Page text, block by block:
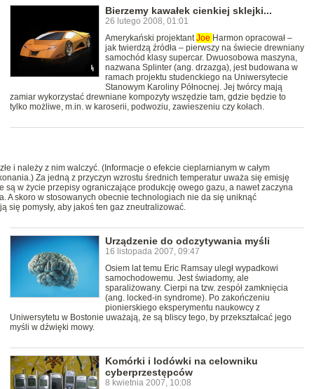
Bierzemy kawałek cienkiej sklejki...
26 lutego 2008, 01:01
Amerykański projektantJoe Harmon opracował –
jak twierdzą źródła – pierwszy na świecie drewniany
samochód klasy supercar. Dwuosobowa maszyna,
nazwana Splinter (ang. drzazga), jest budowana w
ramach projektu studenckiego na Uniwersytecie
Stanowym Karoliny Północnej. Jej twórcy mają
zamiar wykorzystać drewniane kompozyty wszędzie tam, gdzie będzie to
tylko możliwe, m.in. w karoserii, podwoziu, zawieszeniu czy kołach.
i należy z nim walczyć. (Informacje o efekcie cieplarnianym w całym
Za jedną z przyczyn wzrostu średnich temperatur uważa się emisję
są w życie przepisy ograniczające produkcję owego gazu, a nawet zaczyna
A skoro w stosowanych obecnie technologiach nie da się uniknąć
się pomysły, aby jakoś ten gaz zneutralizować.
Urządzenie do odczytywania myśli
16 listopada 2007, 09:47
Osiem lat temu Eric Ramsay uległ wypadkowi
samochodowemu. Jest świadomy, ale
sparaliżowany. Cierpi na tzw. zespół zamknięcia
(ang. locked-in syndrome). Po zakończeniu
pionierskiego eksperymentu naukowcy z
Uniwersytetu w Bostonie uważają, że są bliscy tego, by przekształcać jego
myśli w dźwięki mowy.
Komórki i lodówki na celowniku
cyberprzestępców
8 kwietnia 2007, 10:08